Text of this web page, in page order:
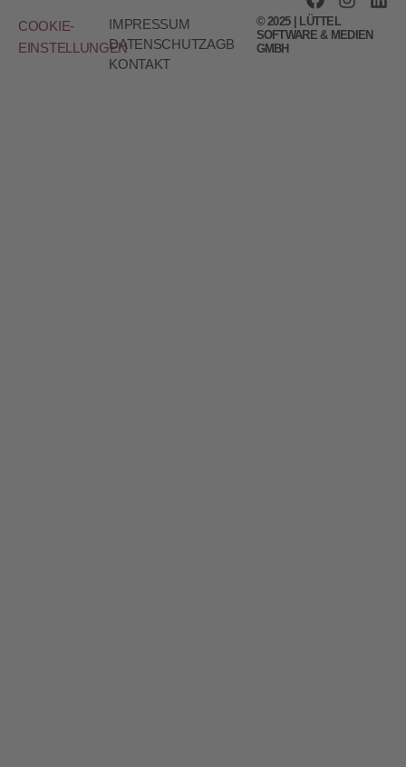
© 2025 | LÜTTEL
SOFTWARE & MEDIEN
GMBH
IMPRESSUM
DATENSCHUTZAGB
KONTAKT
COOKIE-
EINSTELLUNGEN